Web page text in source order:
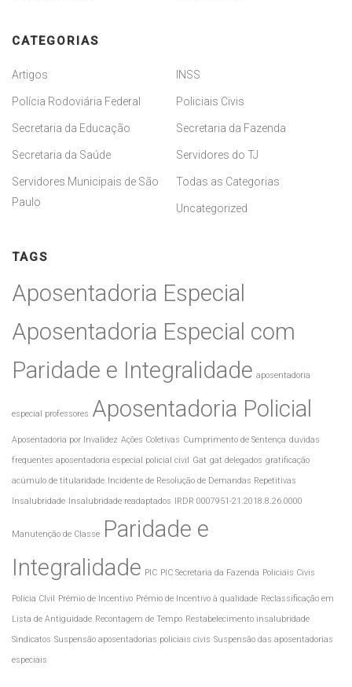
CATEGORIAS
Artigos INSS
Polícia Rodoviária Federal Policiais Civis
Secretaria da Educação Secretaria da Fazenda
Secretaria da Saúde Servidores do TJ
Servidores Municipais de São
Paulo
Todas as Categorias
Uncategorized
TAGS
Aposentadoria Especial
Aposentadoria Especial com
Paridade e Integralidade aposentadoria
especial professores Aposentadoria Policial
Aposentadoria por Invalidez Ações Coletivas Cumprimento de Sentença duvidas
frequentes aposentadoria especial policial civil Gat gat delegados gratificação
acúmulo de titularidade Incidente de Resolução de Demandas Repetitivas
Insalubridade Insalubridade readaptados IRDR 0007951-21.2018.8.26.0000
Manutenção de Classe Paridade e
Integralidade PIC PIC Secretaria da Fazenda Policiais Civis
Polícia CIvil Prêmio de Incentivo Prêmio de Incentivo à qualidade Reclassificação em
Lista de Antiguidade Recontagem de Tempo Restabelecimento insalubridade
Sindicatos Suspensão aposentadorias policiais civis Suspensão das aposentadorias
especiais